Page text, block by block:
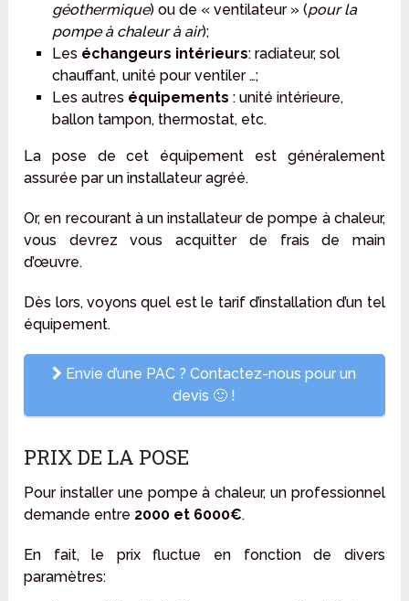
géothermique) ou de « ventilateur » (pour la
pompe à chaleur à air);
Les échangeurs intérieurs: radiateur, sol
chauffant, unité pour ventiler …;
Les autres équipements : unité intérieure,
ballon tampon, thermostat, etc.
La pose de cet équipement est généralement
assurée par un installateur agréé.
Or, en recourant à un installateur de pompe à chaleur,
vous devrez vous acquitter de frais de main
d’œuvre.
Dès lors, voyons quel est le tarif d’installation d’un tel
équipement.
Envie d’une PAC ? Contactez-nous pour un
devis 🙂 !
PRIX DE LA POSE
Pour installer une pompe à chaleur, un professionnel
demande entre 2000 et 6000€.
En fait, le prix fluctue en fonction de divers
paramètres: